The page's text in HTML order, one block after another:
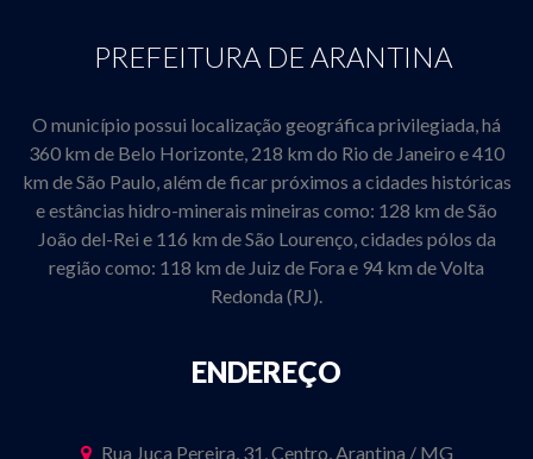
PREFEITURA DE ARANTINA
O município possui localização geográfica privilegiada, há
360 km de Belo Horizonte, 218 km do Rio de Janeiro e 410
km de São Paulo, além de ficar próximos a cidades históricas
e estâncias hidro-minerais mineiras como: 128 km de São
João del-Rei e 116 km de São Lourenço, cidades pólos da
região como: 118 km de Juiz de Fora e 94 km de Volta
Redonda (RJ).
ENDEREÇO
Rua Juca Pereira, 31, Centro, Arantina / MG